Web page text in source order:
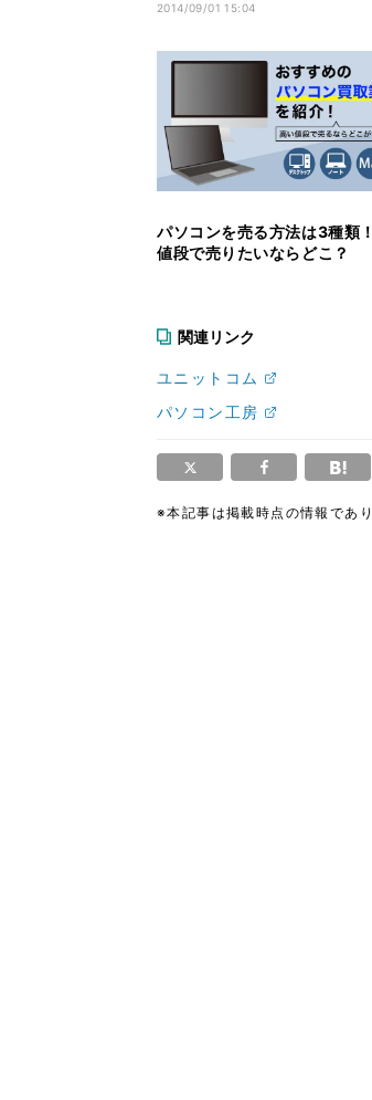
2014/09/01 15:04
パソコンを売る方法は3種類
値段で売りたいならどこ？
関連リンク
ユニットコム
パソコン工房
※本記事は掲載時点の情報であ